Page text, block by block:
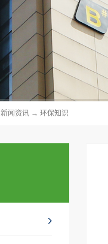
新闻资讯 → 环保知识